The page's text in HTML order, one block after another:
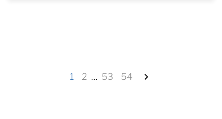
1 2 … 53 54